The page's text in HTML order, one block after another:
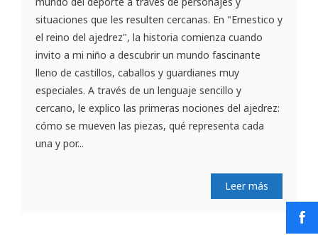
situaciones que les resulten cercanas. En "Ernestico y
el reino del ajedrez", la historia comienza cuando
invito a mi niño a descubrir un mundo fascinante
lleno de castillos, caballos y guardianes muy
especiales. A través de un lenguaje sencillo y
cercano, le explico las primeras nociones del ajedrez:
cómo se mueven las piezas, qué representa cada
una y por...
Leer más